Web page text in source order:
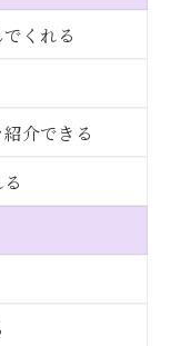
くれる
介できる